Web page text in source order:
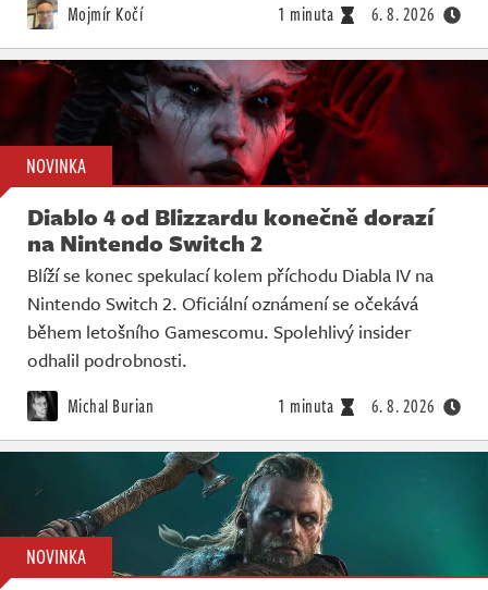
Mojmír Kočí 1 minuta 6. 8. 2026
NOVINKA
Diablo 4 od Blizzardu konečně dorazí
na Nintendo Switch 2
Blíží se konec spekulací kolem příchodu Diabla IV na
Nintendo Switch 2. Oficiální oznámení se očekává
během letošního Gamescomu. Spolehlivý insider
odhalil podrobnosti.
Michal Burian 1 minuta 6. 8. 2026
NOVINKA